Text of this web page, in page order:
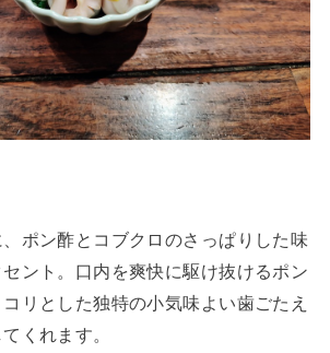
ポン酢とコブクロのさっぱりした味
ント。口内を爽快に駆け抜けるポン
リとした独特の小気味よい歯ごたえ
くれます。